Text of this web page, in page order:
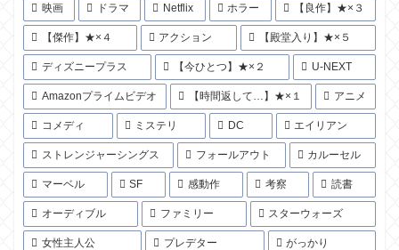
映画 ドラマ Netflix ホラー 【良作】★×３
【傑作】★×４ アクション 【殿堂入り】★×５
ディズニープラス 【今ひとつ】★×２ U-NEXT
Amazonプライムビデオ 【時間返して…】★×１ アニメ
コメディ ミステリ DC エイリアン
ストレンジャーシングス フォールアウト カルーセル
マーベル SF 感動作 考察 読書
オーディブル ファミリー スターウォーズ
女性主人公 プレデター がっかり